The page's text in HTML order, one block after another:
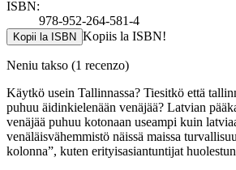
ISBN:
978-952-264-581-4
Kopii la ISBN Kopiis la ISBN!
Neniu takso (1 recenzo)
Käytkö usein Tallinnassa? Tiesitkö että
puhuu äidinkielenään venäjää? Latvian
venäjää puhuu kotonaan useampi kuin
venäläisvähemmistö näissä maissa
kolonna”, kuten erityisasiantuntijat